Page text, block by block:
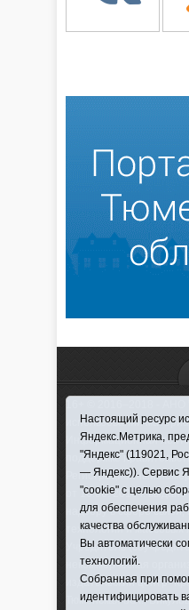
использовании
Информационная
поддержке
Регистрационный
от 10.06. 2016 г.
надзору в сфере
технологий и
Учредитель
некоммерческая
издательский центр
Тюменская обл.,
Настоящий ресурс
Яндекс.Метрика,
"Яндекс" (119021,
— Яндекс)). Сервис
"cookie" с целью
для обеспечения
качества
Вы автоматически
технологий.
Собранная при
идентифицировать